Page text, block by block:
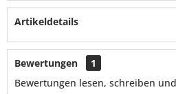
Artikeldetails
Bewertungen
1
Bewertungen lesen, schreiben